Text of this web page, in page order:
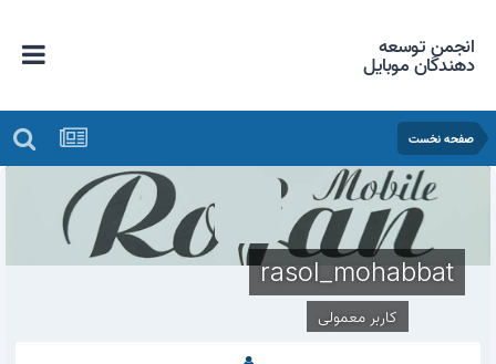
انجمن توسعه
دهندگان موبایل
صفحه نخست
rasol_mohabbat
کاربر معمولی